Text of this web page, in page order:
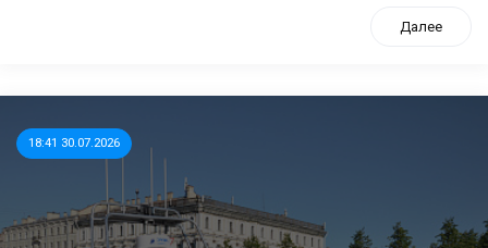
Далее
18:41 30.07.2026